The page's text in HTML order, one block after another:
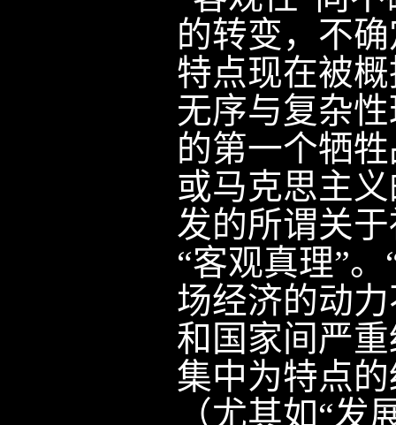
的转变，不
特点现在被
无序与复杂
的第一个牺
或马克思主
发的所谓关
“客观真理”
场经济的动
和国家间严
集中为特点
（尤其如“发